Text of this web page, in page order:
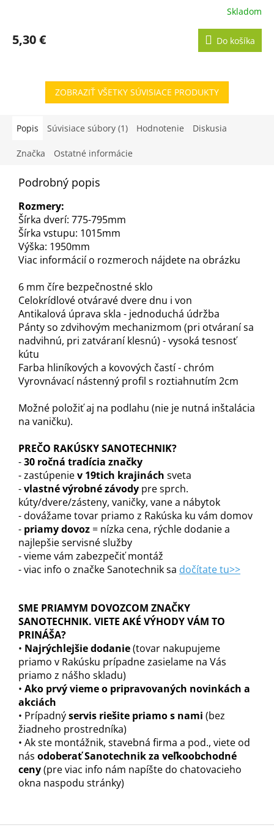
Skladom
5,30 € Do košíka
ZOBRAZIŤ VŠETKY SÚVISIACE PRODUKTY
Popis Súvisiace súbory (1) Hodnotenie Diskusia
Značka Ostatné informácie
Podrobný popis
Rozmery:
Šírka dverí: 775-795mm
Šírka vstupu: 1015mm
Výška: 1950mm
Viac informácií o rozmeroch nájdete na obrázku
6 mm číre bezpečnostné sklo
Celokrídlové otváravé dvere dnu i von
Antikalová úprava skla - jednoduchá údržba
Pánty so zdvihovým mechanizmom (pri otváraní sa
nadvihnú, pri zatváraní klesnú) - vysoká tesnosť
kútu
Farba hliníkových a kovových častí - chróm
Vyrovnávací nástenný profil s roztiahnutím 2cm
Možné položiť aj na podlahu (nie je nutná inštalácia
na vaničku).
PREČO RAKÚSKY SANOTECHNIK?
-30 ročná tradícia značky
- zastúpeniev 19tich krajinách sveta
-vlastné výrobné závody pre sprch.
kúty/dvere/zásteny, vaničky, vane a nábytok
- dovážame tovar priamo z Rakúska ku vám domov
- priamy dovoz= nízka cena, rýchle dodanie a
najlepšie servisné služby
- vieme vám zabezpečiť montáž
- viac info o značke Sanotechnik sa dočítate tu>>
SME PRIAMYM DOVOZCOM ZNAČKY
SANOTECHNIK. VIETE AKÉ VÝHODY VÁM TO
PRINÁŠA?
• Najrýchlejšie dodanie(tovar nakupujeme
priamo v Rakúsku prípadne zasielame na Vás
priamo z nášho skladu)
• Ako prvý vieme o pripravovaných novinkách a
akciách
• Prípadnýservis riešite priamo s nami (bez
žiadneho prostredníka)
• Ak ste montážnik, stavebná firma a pod., viete od
nás odoberať Sanotechnik za veľkoobchodné
ceny(pre viac info nám napíšte do chatovacieho
okna naspodu stránky)